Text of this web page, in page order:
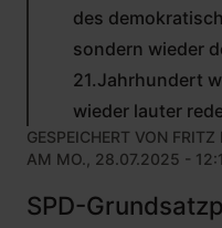
des
sondern wieder
21.Jahrhundert
wieder lauter
GESPEICHERT VON FRITZ
AM MO., 28.07.2025 -
SPD-